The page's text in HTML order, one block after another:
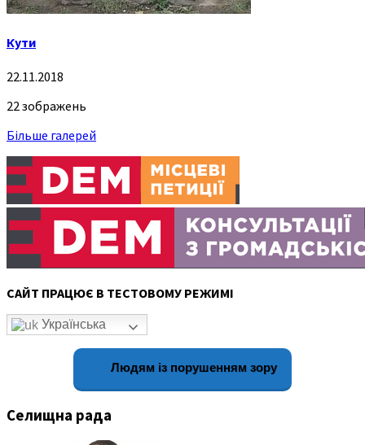
Кути
22.11.2018
22 зображень
Більше галерей
САЙТ ПРАЦЮЄ В ТЕСТОВОМУ РЕЖИМІ
Українська
Людям із порушенням зору
Селищна рада